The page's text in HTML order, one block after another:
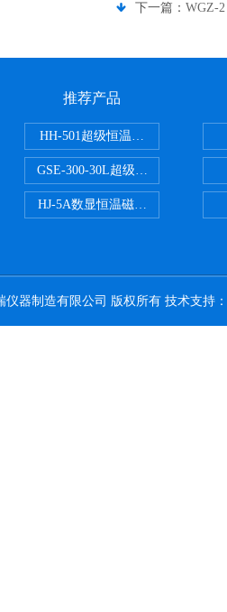
下一篇： WGZ-
推荐产品
HH-501超级恒温水浴
GSE-300-30L超级循环恒温油浴锅
HJ-5A数显恒温磁力搅拌器
仪器制造有限公司 版权所有 技术支持：